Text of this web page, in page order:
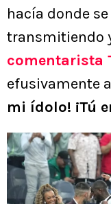
hacía donde
transmitiendo
comentarista
efusivamente
mi ídolo! ¡Tú